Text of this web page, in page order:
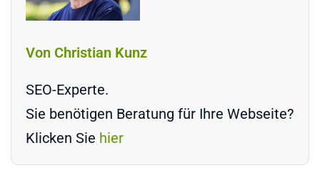
Von Christian Kunz
SEO-Experte.
Sie benötigen Beratung für Ihre Webseite?
Klicken Sie hier